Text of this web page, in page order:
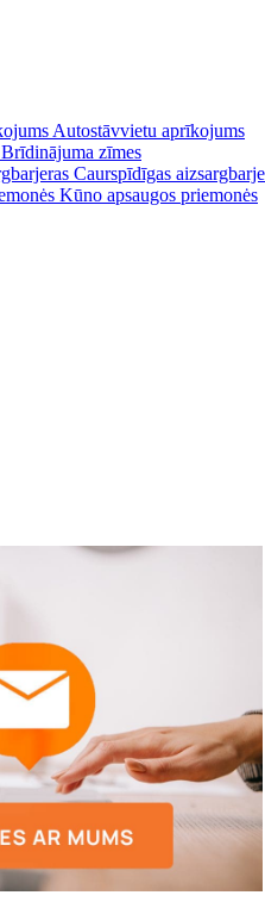
Autostāvvietu aprīkojums
Brīdinājuma zīmes
Caurspīdīgas
Kūno apsaugos priemonės